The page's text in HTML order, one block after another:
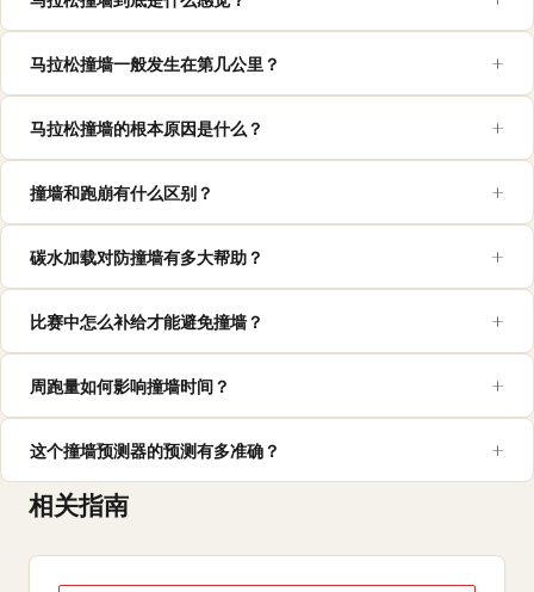
马拉松撞墙一般发生在第几公里？
马拉松撞墙的根本原因是什么？
撞墙和跑崩有什么区别？
碳水加载对防撞墙有多大帮助？
比赛中怎么补给才能避免撞墙？
周跑量如何影响撞墙时间？
这个撞墙预测器的预测有多准确？
相关指南